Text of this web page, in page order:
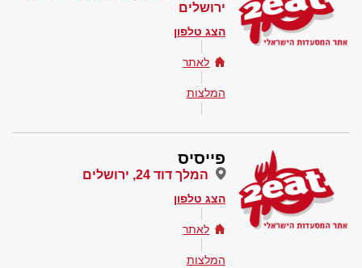
ירושלים
הצג טלפון
לאתר
המלצות
פייסיס
המלך דוד 24, ירושלים
הצג טלפון
לאתר
המלצות